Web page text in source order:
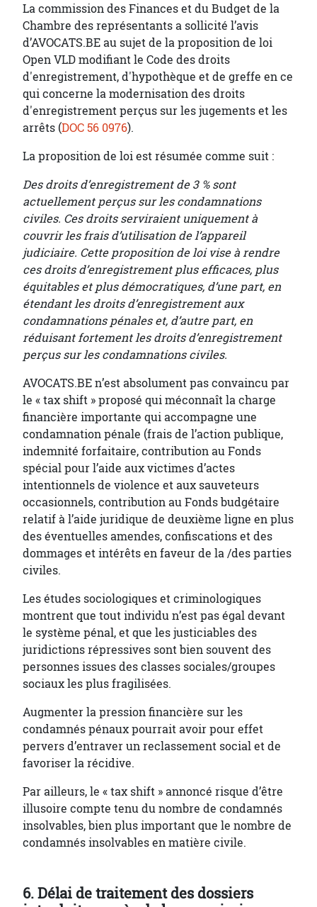
La commission des Finances et du Budget de la
Chambre des représentants a sollicité l’avis
d’AVOCATS.BE au sujet de la proposition de loi
Open VLD modifiant le Code des droits
d'enregistrement, d'hypothèque et de greffe en ce
qui concerne la modernisation des droits
d'enregistrement perçus sur les jugements et les
arrêts (DOC 56 0976).
La proposition de loi est résumée comme suit :
Des droits d’enregistrement de 3 % sont
actuellement perçus sur les condamnations
civiles. Ces droits serviraient uniquement à
couvrir les frais d’utilisation de l’appareil
judiciaire. Cette proposition de loi vise à rendre
ces droits d’enregistrement plus efficaces, plus
équitables et plus démocratiques, d’une part, en
étendant les droits d’enregistrement aux
condamnations pénales et, d’autre part, en
réduisant fortement les droits d’enregistrement
perçus sur les condamnations civiles.
AVOCATS.BE n’est absolument pas convaincu par
le « tax shift » proposé qui méconnaît la charge
financière importante qui accompagne une
condamnation pénale (frais de l’action publique,
indemnité forfaitaire, contribution au Fonds
spécial pour l’aide aux victimes d’actes
intentionnels de violence et aux sauveteurs
occasionnels, contribution au Fonds budgétaire
relatif à l’aide juridique de deuxième ligne en plus
des éventuelles amendes, confiscations et des
dommages et intérêts en faveur de la /des parties
civiles.
Les études sociologiques et criminologiques
montrent que tout individu n’est pas égal devant
le système pénal, et que les justiciables des
juridictions répressives sont bien souvent des
personnes issues des classes sociales/groupes
sociaux les plus fragilisées.
Augmenter la pression financière sur les
condamnés pénaux pourrait avoir pour effet
pervers d’entraver un reclassement social et de
favoriser la récidive.
Par ailleurs, le « tax shift » annoncé risque d’être
illusoire compte tenu du nombre de condamnés
insolvables, bien plus important que le nombre de
condamnés insolvables en matière civile.
6. Délai de traitement des dossiers